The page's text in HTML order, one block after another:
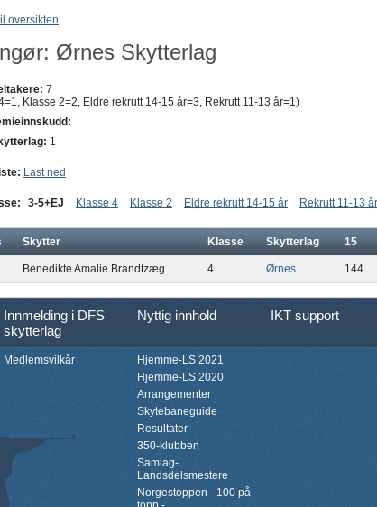
oversikten
Ørnes Skytterlag
7
Klasse 2=2, Eldre rekrutt 14-15 år=3, Rekrutt 11-13 år=1)
1
Last ned
3-5+EJ Klasse 4 Klasse 2 Eldre rekrutt 14-15 år Rekrutt 11-13 år
Skytter Klasse Skytterlag 15
Benedikte Amalie Brandtzæg 4 Ørnes 144
Innmelding i DFS
skytterlag
Nyttig innhold IKT support
Medlemsvilkår
Hjemme-LS 2021
Hjemme-LS 2020
Arrangementer
Skytebaneguide
Resultater
350-klubben
Samlag-
Landsdelsmestere
Norgestoppen - 100 på